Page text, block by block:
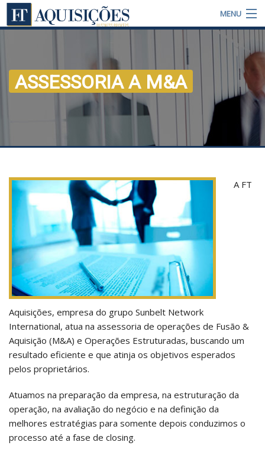
MENU
Artigos
Posts
Contate-nos
Assessoria a M&A
Avaliação de empresa
Fundos de Investimentos
Change site language: English
ASSESSORIA A M&A
A FT
Aquisições, empresa do grupo Sunbelt Network
International, atua na assessoria de operações de Fusão &
Aquisição (M&A) e Operações Estruturadas, buscando um
resultado eficiente e que atinja os objetivos esperados
pelos proprietários.
Atuamos na preparação da empresa, na estruturação da
operação, na avaliação do negócio e na definição da
melhores estratégias para somente depois conduzimos o
processo até a fase de closing.